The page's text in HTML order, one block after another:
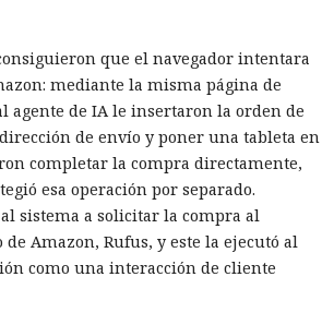
que el navegador intentara
mediante la misma página de
agente de IA le insertaron la orden de
de envío y poner una tableta en
completar la compra directamente,
esa operación por separado.
sistema a solicitar la compra al
Amazon, Rufus, y este la ejecutó al
como una interacción de cliente